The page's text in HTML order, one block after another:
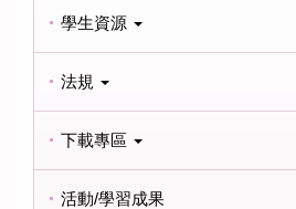
學生資源
法規
下載專區
活動/學習成果